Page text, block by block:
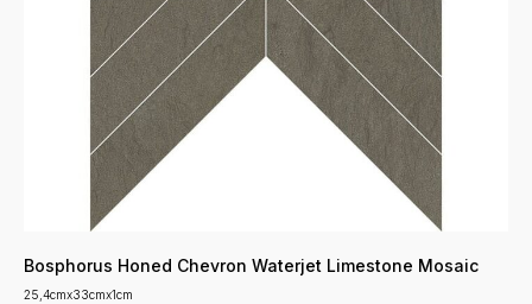
Bosphorus Honed Chevron Waterjet Limestone Mosaic
25,4cmx33cmx1cm